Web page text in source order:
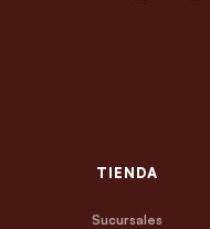
TIENDA
Sucursales